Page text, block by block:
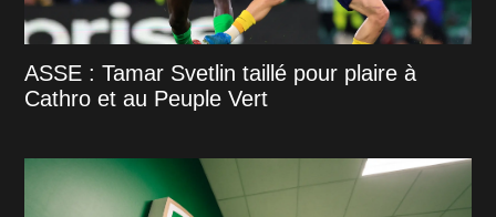
ASSE : Tamar Svetlin taillé pour plaire à
Cathro et au Peuple Vert